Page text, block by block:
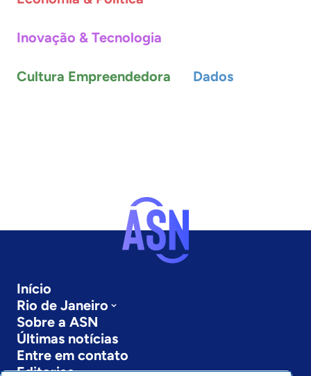
Inovação & Tecnologia
Cultura Empreendedora Dados
Início
Rio de Janeiro
Sobre a ASN
Últimas notícias
Entre em contato
Editorias